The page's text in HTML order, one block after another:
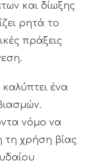
και δίωξης
ρητά το
πράξεις
καλύπτει ένα
νόμο να
τη χρήση βίας